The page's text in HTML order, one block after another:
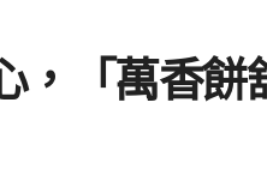
，「萬香餅